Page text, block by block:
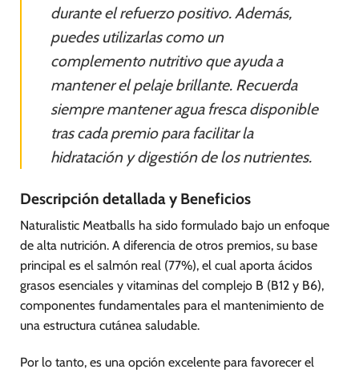
durante el refuerzo positivo. Además,
puedes utilizarlas como un
complemento nutritivo que ayuda a
mantener el pelaje brillante. Recuerda
siempre mantener agua fresca disponible
tras cada premio para facilitar la
hidratación y digestión de los nutrientes.
Descripción detallada y Beneficios
Naturalistic Meatballs ha sido formulado bajo un enfoque
de alta nutrición. A diferencia de otros premios, su base
principal es el salmón real (77%), el cual aporta ácidos
grasos esenciales y vitaminas del complejo B (B12 y B6),
componentes fundamentales para el mantenimiento de
una estructura cutánea saludable.
Por lo tanto, es una opción excelente para favorecer el